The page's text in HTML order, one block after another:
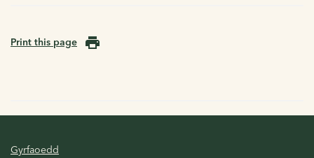
Print this page
Gyrfaoedd